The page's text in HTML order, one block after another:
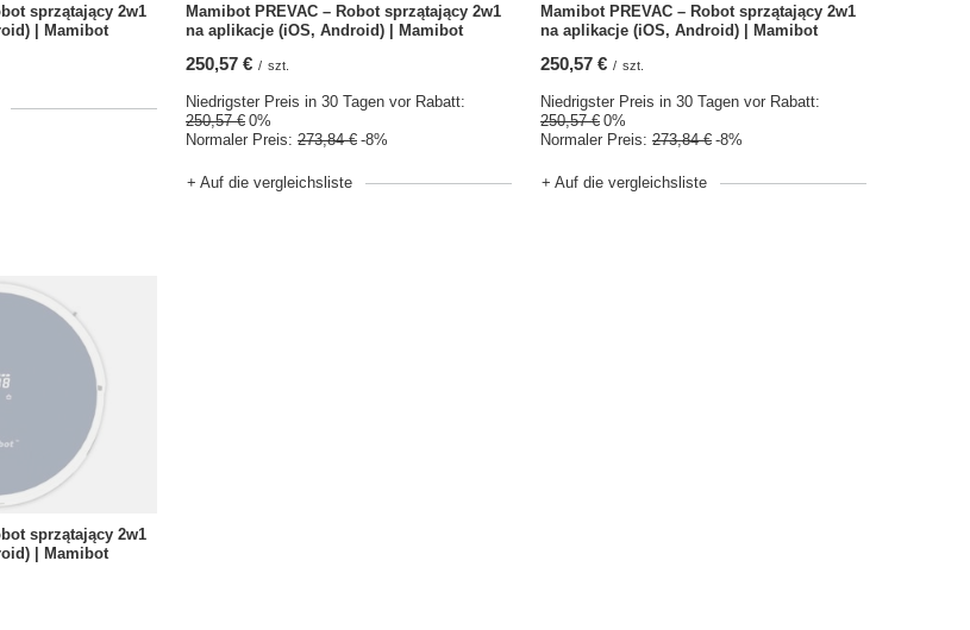
sprzątający 2w1
| Mamibot
Mamibot PREVAC – Robot sprzątający 2w1
na aplikacje (iOS, Android) | Mamibot
250,57 € / szt.
Niedrigster Preis in 30 Tagen vor Rabatt:
250,57 € 0%
Normaler Preis: 273,84 € -8%
+ Auf die vergleichsliste
Mamibot PREVAC – Robot sprzątający 2w1
na aplikacje (iOS, Android) | Mamibot
250,57 € / szt.
Niedrigster Preis in 30 Tagen vor Rabatt:
250,57 € 0%
Normaler Preis: 273,84 € -8%
+ Auf die vergleichsliste
sprzątający 2w1
| Mamibot